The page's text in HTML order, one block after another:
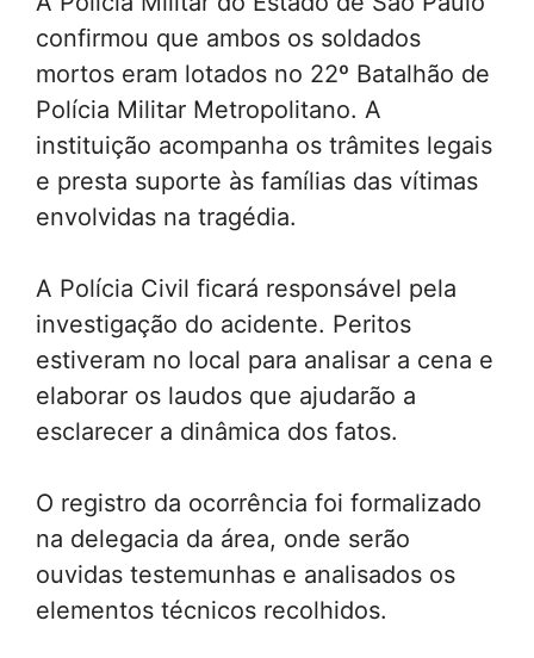
confirmou que ambos os soldados
mortos eram lotados no 22º Batalhão de
Polícia Militar Metropolitano. A
instituição acompanha os trâmites legais
e presta suporte às famílias das vítimas
envolvidas na tragédia.
A Polícia Civil ficará responsável pela
investigação do acidente. Peritos
estiveram no local para analisar a cena e
elaborar os laudos que ajudarão a
esclarecer a dinâmica dos fatos.
O registro da ocorrência foi formalizado
na delegacia da área, onde serão
ouvidas testemunhas e analisados os
elementos técnicos recolhidos.